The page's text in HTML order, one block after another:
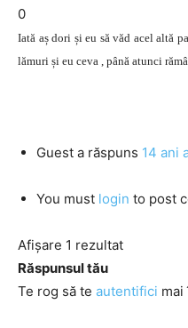
0
Iată aș dori și eu să văd acel altă
lămuri și eu ceva , până atunci
Guest a răspuns 14 ani
You must login to post
Afișare 1 rezultat
Răspunsul tău
Te rog să te autentifici